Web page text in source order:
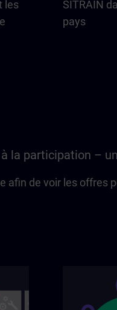
les
SITRAIN
pays
la participation –
afin de voir les offres